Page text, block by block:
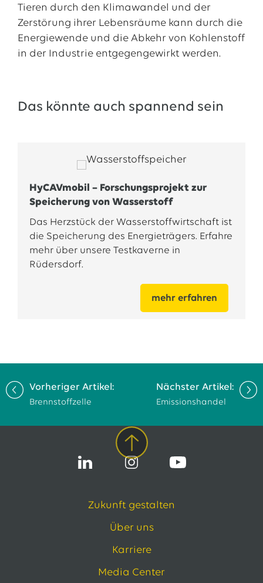
Tieren durch den Klimawandel und der
Zerstörung ihrer Lebensräume kann durch die
Energiewende und die Abkehr von Kohlenstoff
in der Industrie entgegengewirkt werden.
Das könnte auch spannend sein
HyCAVmobil – Forschungsprojekt zur
Speicherung von Wasserstoff
Das Herzstück der Wasserstoffwirtschaft ist
die Speicherung des Energieträgers. Erfahre
mehr über unsere Testkaverne in
Rüdersdorf.
mehr erfahren
Vorheriger Artikel:
Brennstoffzelle
Nächster Artikel:
Emissionshandel
Zukunft gestalten
Über uns
Karriere
Media Center